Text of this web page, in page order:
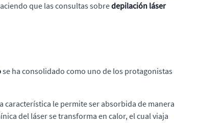
que las consultas sobredepilación láser
se ha consolidado como uno de los protagonistas
característica le permite ser absorbida de manera
del láser se transforma en calor, el cual viaja